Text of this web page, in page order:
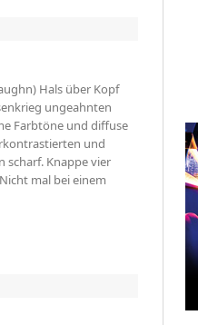
Hals über Kopf
ungeahnten
Farbtöne und diffuse
und
scharf. Knappe vier
mal bei einem